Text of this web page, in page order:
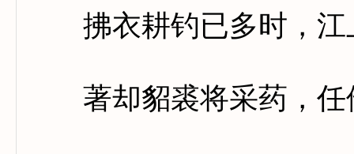
拂衣耕钓已多时，江
著却貂裘将采药，任